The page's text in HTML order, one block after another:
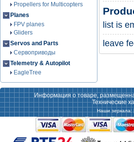
Propellers for Multicopters
Planes
FPV planes
Gliders
Servos and Parts
Сервоприводы
Telemetry & Autopilot
EagleTree
list is
leave
Информация о товаре,
Технические
Наши зеркала: